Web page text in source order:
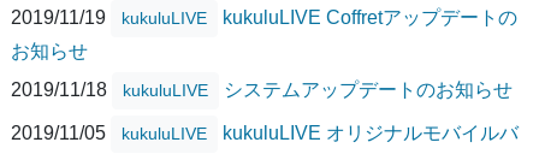
2019/11/19
kukuluLIVE
kukuluLIVE Coffretアップデートの
お知らせ
2019/11/18
kukuluLIVE システムアップデートのお知らせ
2019/11/05 kukuluLIVE
kukuluLIVE オリジナルモバイルバ